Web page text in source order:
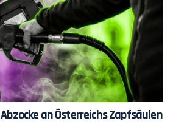
Abzocke an Österreichs Zapfsäulen